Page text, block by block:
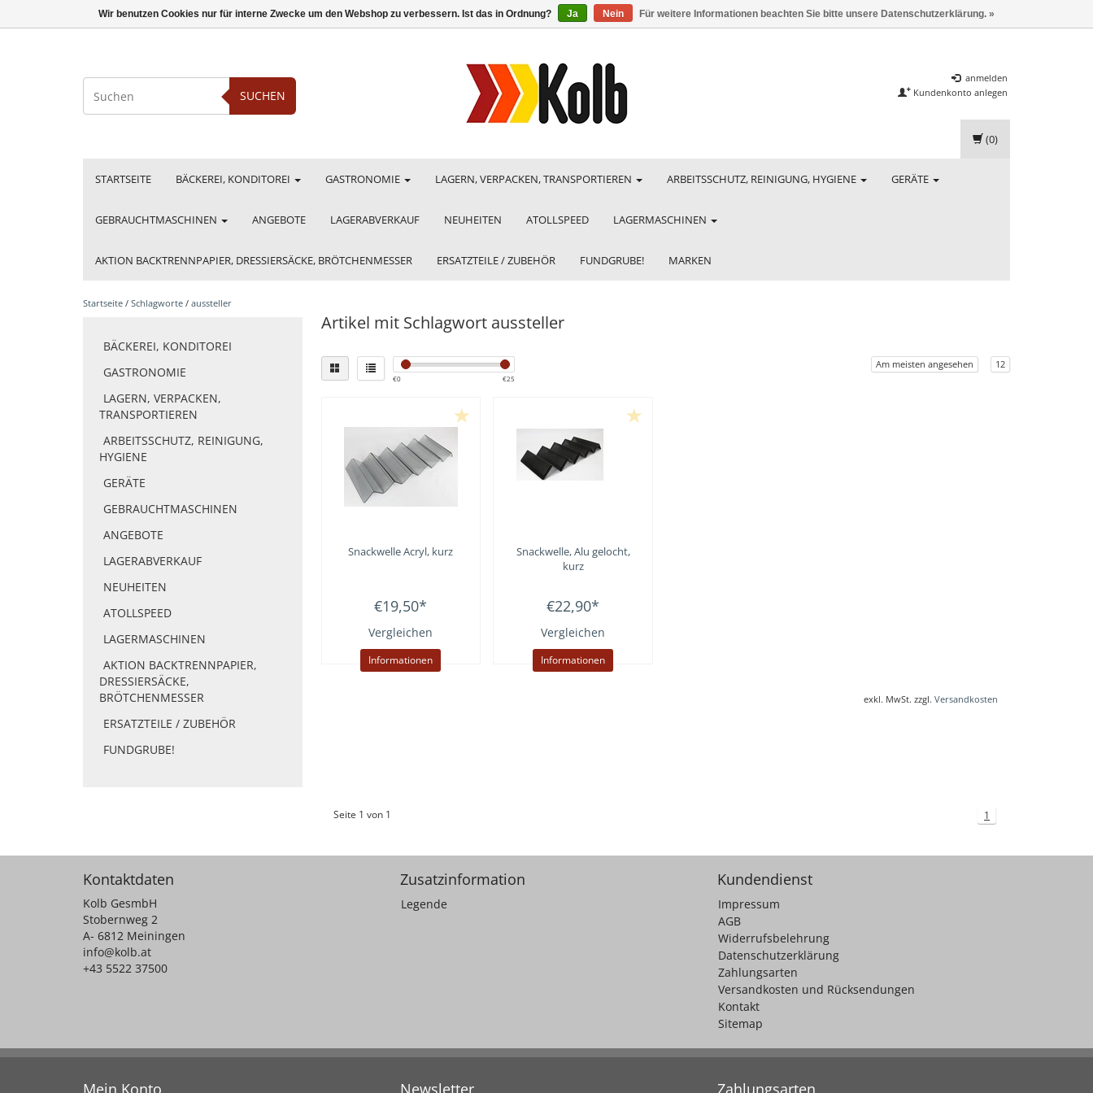
SUCHEN
anmelden
Kundenkonto anlegen
STARTSEITE BÄCKEREI, KONDITOREI GASTRONOMIE LAGERN, VERPACKEN, TRANSPORTIEREN ARBEITSSCHUTZ, REINIGUNG, HYGIENE GERÄTE
GEBRAUCHTMASCHINEN ANGEBOTE LAGERABVERKAUF NEUHEITEN ATOLLSPEED LAGERMASCHINEN
AKTION BACKTRENNPAPIER, DRESSIERSÄCKE, BRÖTCHENMESSER ERSATZTEILE / ZUBEHÖR FUNDGRUBE! MARKEN
(0)
Startseite / Schlagworte / aussteller
BÄCKEREI, KONDITOREI
GASTRONOMIE
LAGERN, VERPACKEN,
TRANSPORTIEREN
ARBEITSSCHUTZ, REINIGUNG,
HYGIENE
GERÄTE
GEBRAUCHTMASCHINEN
ANGEBOTE
LAGERABVERKAUF
NEUHEITEN
ATOLLSPEED
LAGERMASCHINEN
AKTION BACKTRENNPAPIER,
DRESSIERSÄCKE,
BRÖTCHENMESSER
ERSATZTEILE / ZUBEHÖR
FUNDGRUBE!
Artikel mit Schlagwort aussteller
€0 €25
Am meisten angesehen 12
Snackwelle Acryl, kurz
€19,50*
Vergleichen
Informationen
Snackwelle, Alu gelocht,
kurz
€22,90*
Vergleichen
Informationen
exkl. MwSt. zzgl. Versandkosten
Seite 1 von 1 1
Kontaktdaten
Kolb GesmbH
Stobernweg 2
A- 6812 Meiningen
info@kolb.at
+43 5522 37500
Zusatzinformation
Legende
Kundendienst
Impressum
AGB
Widerrufsbelehrung
Datenschutzerklärung
Zahlungsarten
Versandkosten und Rücksendungen
Kontakt
Sitemap
Mein Konto Newsletter Zahlungsarten
Wir benutzen Cookies nur für interne Zwecke um den Webshop zu verbessern. Ist das in Ordnung? Ja Nein Für weitere Informationen beachten Sie bitte unsere Datenschutzerklärung. »